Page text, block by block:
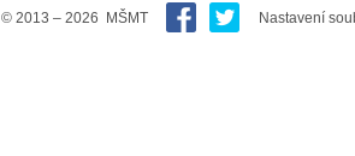
© 2013 – 2026 MŠMT Nastavení